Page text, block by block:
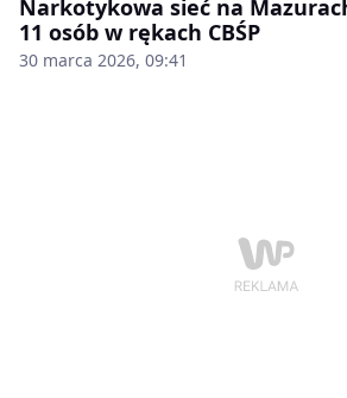
Narkotykowa sieć na
11 osób w rękach CBŚP
30 marca 2026, 09:41